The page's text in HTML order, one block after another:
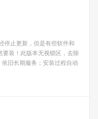
停止更新，但是有些软件和
装！此版本无视锁区，去除
旧长期服务；安装过程自动